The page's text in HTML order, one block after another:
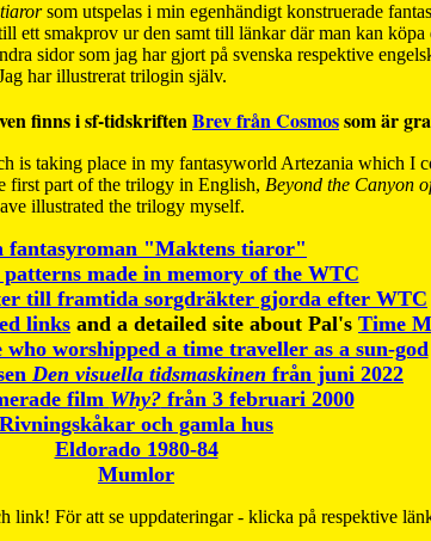
som utspelas i min egenhändigt konstruerade
ett smakprov ur den samt till länkar där man kan köpa
sidor som jag har gjort på svenska respektive
har illustrerat trilogin själv.
finns i sf-tidskriftenBrev från Cosmossom är
is taking place in my fantasyworld Artezania which I
first part of the trilogy in English, Beyond the Canyon
illustrated the trilogy myself.
fantasyroman "Maktens tiaror"
made in memory of the WTC
till framtida sorgdräkter gjorda efter WTC
links and a detailed site about Pal's Time
who worshipped a time traveller as a sun-god
Den visuella tidsmaskinen från juni 2022
film Why?från 3 februari 2000
Rivningskåkar och gamla hus
Eldorado 1980-84
Mumlor
link! För att se uppdateringar - klicka på respektive